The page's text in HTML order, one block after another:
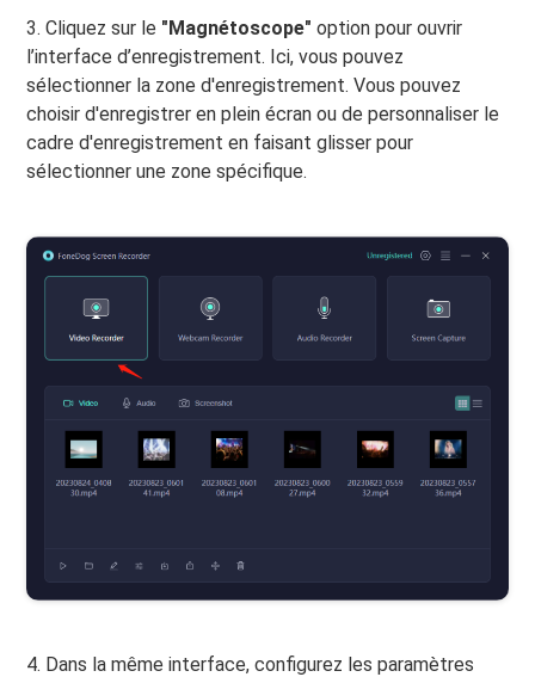
3. Cliquez sur le "Magnétoscope" option pour ouvrir
l’interface d’enregistrement. Ici, vous pouvez
sélectionner la zone d'enregistrement. Vous pouvez
choisir d'enregistrer en plein écran ou de personnaliser le
cadre d'enregistrement en faisant glisser pour
sélectionner une zone spécifique.
4. Dans la même interface, configurez les paramètres